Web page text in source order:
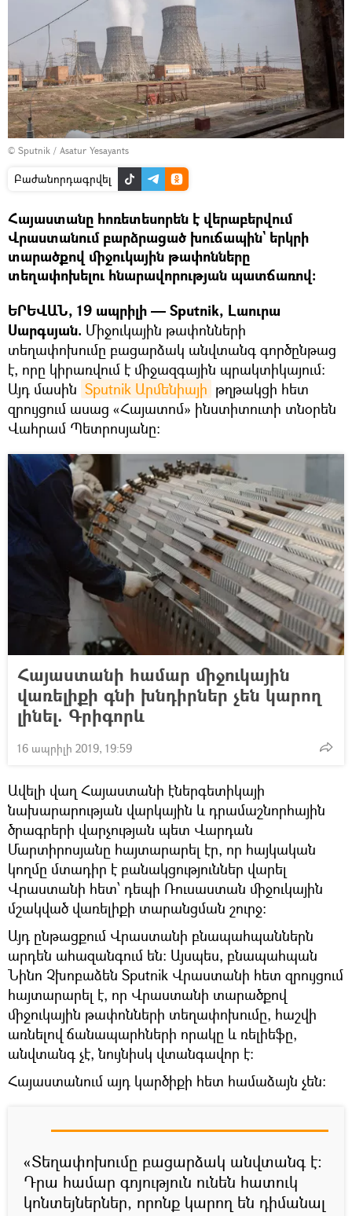
© Sputnik / Asatur Yesayants
Բաժանորդագրվել
Հայաստանը հոռետեսորեն է վերաբերվում
Վրաստանում բարձրացած խուճապին` երկրի
տարածքով միջուկային թափոնները
տեղափոխելու հնարավորության պատճառով։
ԵՐԵՎԱՆ, 19 ապրիլի — Sputnik, Լաուրա
Սարգսյան. Միջուկային թափոնների
տեղափոխումը բացարձակ անվտանգ գործընթաց
է, որը կիրառվում է միջազգային պրակտիկայում։
Այդ մասին Sputnik Արմենիայի թղթակցի հետ
զրույցում ասաց «Հայատոմ» ինստիտուտի տնօրեն
Վահրամ Պետրոսյանը։
Հայաստանի համար միջուկային
վառելիքի գնի խնդիրներ չեն կարող
լինել. Գրիգորև
16 ապրիլի 2019, 19:59
Ավելի վաղ Հայաստանի էներգետիկայի
նախարարության վարկային և դրամաշնորհային
ծրագրերի վարչության պետ Վարդան
Մարտիրոսյանը հայտարարել էր, որ հայկական
կողմը մտադիր է բանակցություններ վարել
Վրաստանի հետ՝ դեպի Ռուսաստան միջուկային
մշակված վառելիքի տարանցման շուրջ։
Այդ ընթացքում Վրաստանի բնապահպաններն
արդեն ահազանգում են։ Այսպես, բնապահպան
Նինո Չխոբաձեն Sputnik Վրաստանի հետ զրույցում
հայտարարել է, որ Վրաստանի տարածքով
միջուկային թափոնների տեղափոխումը, հաշվի
առնելով ճանապարհների որակը և ռելիեֆը,
անվտանգ չէ, նույնիսկ վտանգավոր է։
Հայաստանում այդ կարծիքի հետ համաձայն չեն։
«Տեղափոխումը բացարձակ անվտանգ է։
Դրա համար գոյություն ունեն հատուկ
կոնտեյներներ, որոնք կարող են դիմանալ